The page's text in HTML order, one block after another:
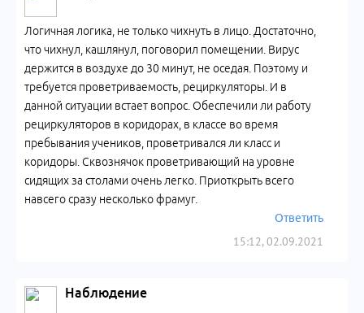
15:12, 02.09.2021
Логичная логика, не только чихнуть в лицо. Достаточно,
что чихнул, кашлянул, поговорил помещении. Вирус
держится в воздухе до 30 минут, не оседая. Поэтому и
требуется проветриваемость, рециркуляторы. И в
данной ситуации встает вопрос. Обеспечили ли работу
рециркуляторов в коридорах, в классе во время
пребывания учеников, проветривался ли класс и
коридоры. Сквознячок проветривающий на уровне
сидящих за столами очень легко. Приоткрыть всего
навсего сразу несколько фрамуг.
Ответить
Наблюдение